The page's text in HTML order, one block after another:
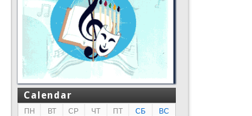
Calendar
ПН ВТ СР ЧТ ПТ СБ
ВС